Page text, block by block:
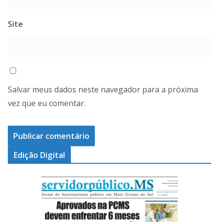
Site
Salvar meus dados neste navegador para a próxima
vez que eu comentar.
Edição Digital